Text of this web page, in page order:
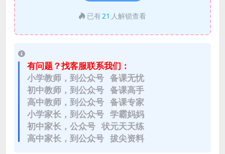
已有21 人解锁查看
有问题？找客服联系我们：
小学教师，到公众号 备课无忧
初中教师，到公众号 备课高手
高中教师，到公众号 备课专家
小学家长，到公众号 学霸妈妈
初中家长，公众号 状元天天练
高中家长，到公众号 拔尖资料